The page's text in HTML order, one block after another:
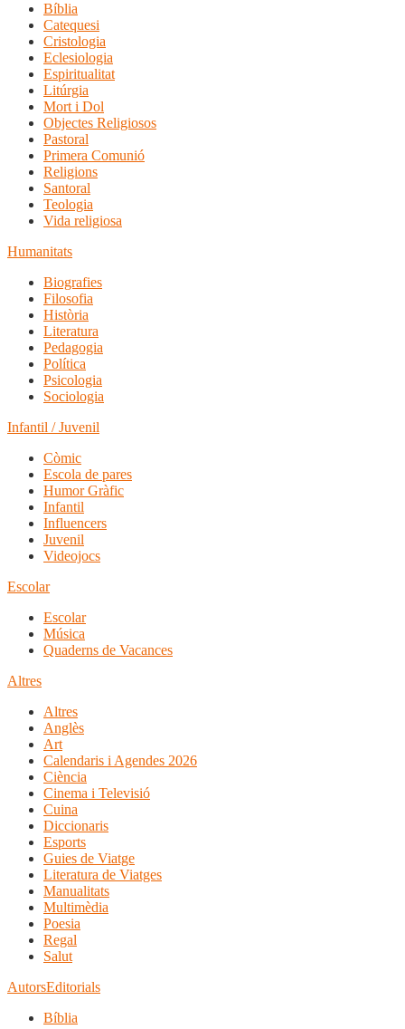
Bíblia
Catequesi
Cristologia
Eclesiologia
Espiritualitat
Litúrgia
Mort i Dol
Objectes Religiosos
Pastoral
Primera Comunió
Religions
Santoral
Teologia
Vida religiosa
Humanitats
Biografies
Filosofia
Història
Literatura
Pedagogia
Política
Psicologia
Sociologia
Infantil / Juvenil
Còmic
Escola de pares
Humor Gràfic
Infantil
Influencers
Juvenil
Videojocs
Escolar
Escolar
Música
Quaderns de Vacances
Altres
Altres
Anglès
Art
Calendaris i Agendes 2026
Ciència
Cinema i Televisió
Cuina
Diccionaris
Esports
Guies de Viatge
Literatura de Viatges
Manualitats
Multimèdia
Poesia
Regal
Salut
AutorsEditorials
Bíblia